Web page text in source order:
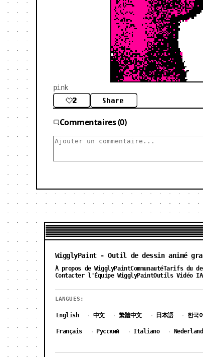
pink
2 Share
Commentaires (0)
WigglyPaint - Outil de dessin animé
À propos de WigglyPaintCommunautéTarifs du
Contacter l'Équipe WigglyPaintOutils Vidéo IA
LANGUES:
English · 中文 · 繁體中文 · 日本語 · 한국
Français · Русский · Italiano ·